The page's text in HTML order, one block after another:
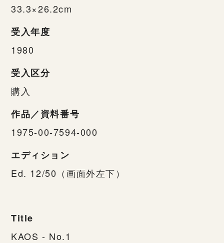
33.3×26.2cm
受入年度
1980
受入区分
購入
作品／資料番号
1975-00-7594-000
エディション
Ed. 12/50（画面外左下）
Title
KAOS - No.1